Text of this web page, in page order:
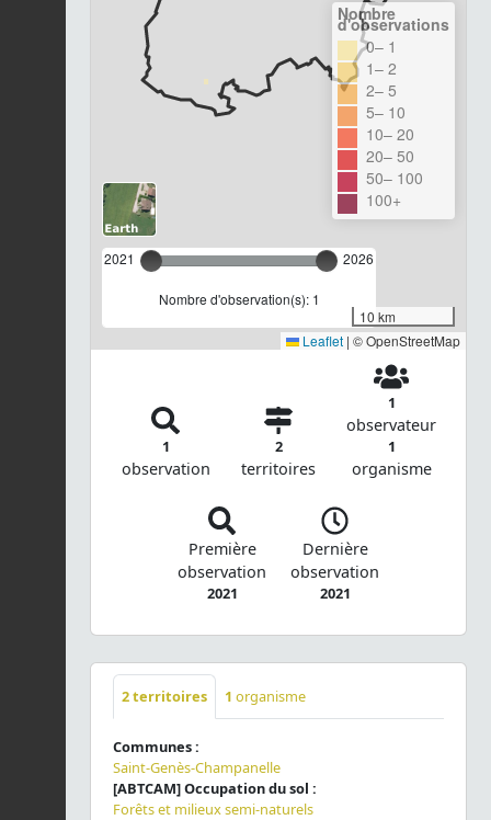
2021 2026
Nombre d'observation(s): 1
Nombre
d'observations
0– 1
1– 2
2– 5
5– 10
10– 20
20– 50
50– 100
100+
10 km
Leaflet | © OpenStreetMap
1
observation
2
territoires
1
observateur
1
organisme
Première
observation
2021
Dernière
observation
2021
2territoires 1 organisme
Communes :
Saint-Genès-Champanelle
[ABTCAM] Occupation du sol :
Forêts et milieux semi-naturels